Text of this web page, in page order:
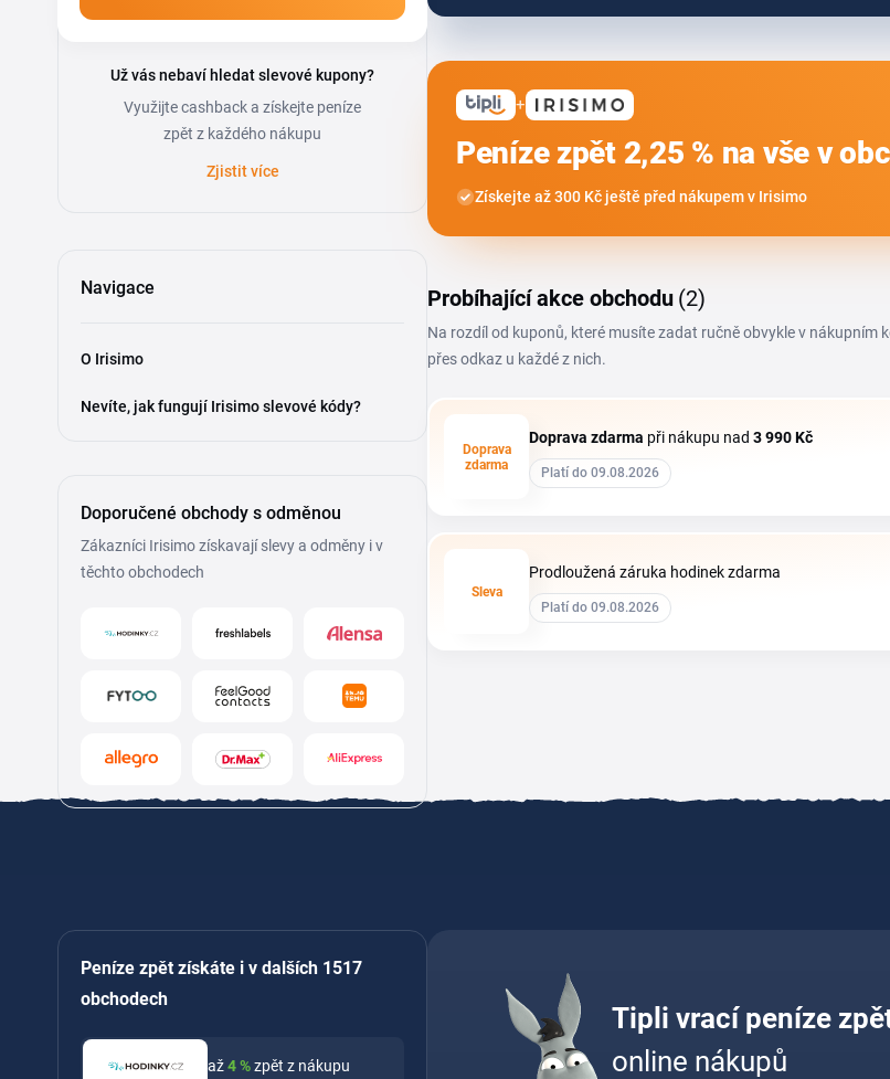
Už vás nebaví hledat slevové kupony?
Využijte cashback a získejte peníze
zpět z každého nákupu
Zjistit více
Navigace
O Irisimo
Nevíte, jak fungují Irisimo slevové kódy?
Doporučené obchody s odměnou
Zákazníci Irisimo získavají slevy a odměny i v
těchto obchodech
+
Peníze zpět 2,25 % na vše v
Získejte až 300 Kč ještě před nákupem v Irisimo
Probíhající akce obchodu (2)
Na rozdíl od kuponů, které musíte zadat ručně obvykle v nákupním
přes odkaz u každé z nich.
Doprava
zdarma
Doprava zdarma při nákupu nad 3990 Kč
Platí do 09.08.2026
Sleva
Prodloužená záruka hodinek zdarma
Platí do 09.08.2026
Peníze zpět získáte i v dalších 1517
obchodech
až4%zpět z nákupu
Tipli vrací peníze
online nákupů